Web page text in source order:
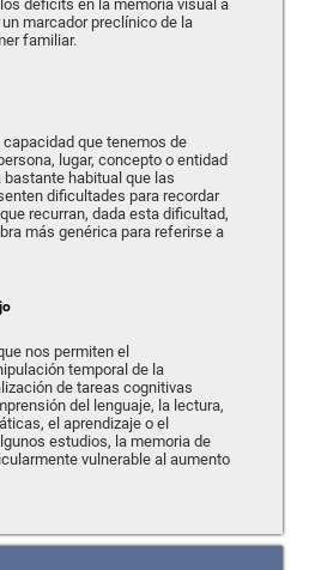
déficits en la memoria visual a
marcador preclínico de la
familiar.
que tenemos de
lugar, concepto o entidad
bastante habitual que las
dificultades para recordar
recurran, dada esta dificultad,
más genérica para referirse a
nos permiten el
temporal de la
de tareas cognitivas
del lenguaje, la lectura,
el aprendizaje o el
estudios, la memoria de
vulnerable al aumento